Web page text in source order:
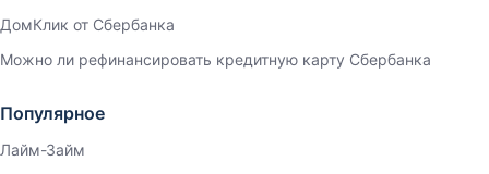
ДомКлик от Сбербанка
Можно ли рефинансировать кредитную карту Сбербанка
Популярное
Лайм-Займ